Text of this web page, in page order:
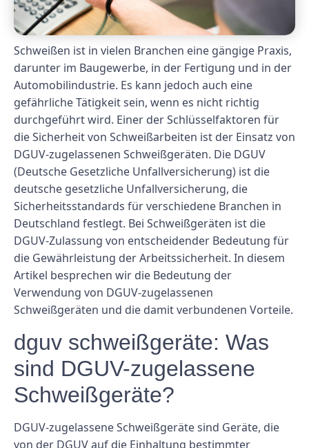
Schweißen ist in vielen Branchen eine gängige Praxis,
darunter im Baugewerbe, in der Fertigung und in der
Automobilindustrie. Es kann jedoch auch eine
gefährliche Tätigkeit sein, wenn es nicht richtig
durchgeführt wird. Einer der Schlüsselfaktoren für
die Sicherheit von Schweißarbeiten ist der Einsatz von
DGUV-zugelassenen Schweißgeräten. Die DGUV
(Deutsche Gesetzliche Unfallversicherung) ist die
deutsche gesetzliche Unfallversicherung, die
Sicherheitsstandards für verschiedene Branchen in
Deutschland festlegt. Bei Schweißgeräten ist die
DGUV-Zulassung von entscheidender Bedeutung für
die Gewährleistung der Arbeitssicherheit. In diesem
Artikel besprechen wir die Bedeutung der
Verwendung von DGUV-zugelassenen
Schweißgeräten und die damit verbundenen Vorteile.
dguv schweißgeräte: Was
sind DGUV-zugelassene
Schweißgeräte?
DGUV-zugelassene Schweißgeräte sind Geräte, die
von der DGUV auf die Einhaltung bestimmter